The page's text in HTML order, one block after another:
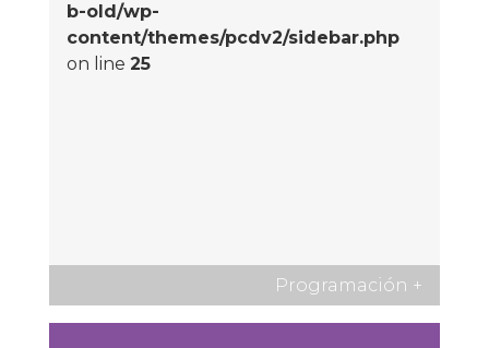
b-old/wp-
content/themes/pcdv2/sidebar.php
on line 25
Programación +